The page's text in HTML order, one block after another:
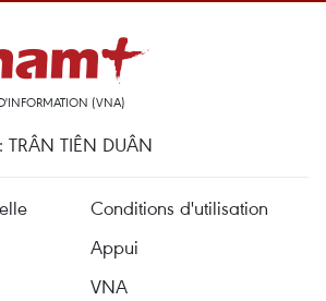
(VNA)
TIÊN DUÂN
Conditions d'utilisation
Appui
VNA